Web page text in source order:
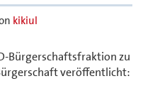
kikiul
Bürgerschaftsfraktion zu
veröffentlicht: